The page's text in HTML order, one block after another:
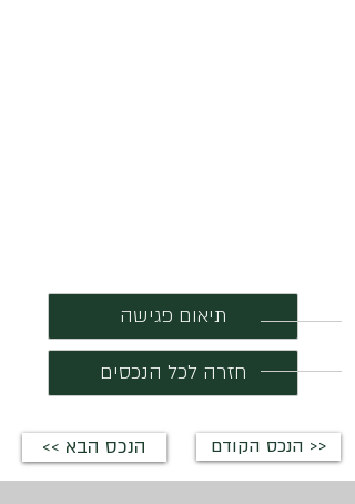
תיאום פגישה
חזרה לכל הנכסים
<< הנכס הבא הנכס הקודם >>